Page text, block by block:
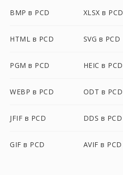
BMP в PCD XLSX в PCD
HTML в PCD SVG в PCD
PGM в PCD HEIC в PCD
WEBP в PCD ODT в PCD
JFIF в PCD DDS в PCD
GIF в PCD AVIF в PCD